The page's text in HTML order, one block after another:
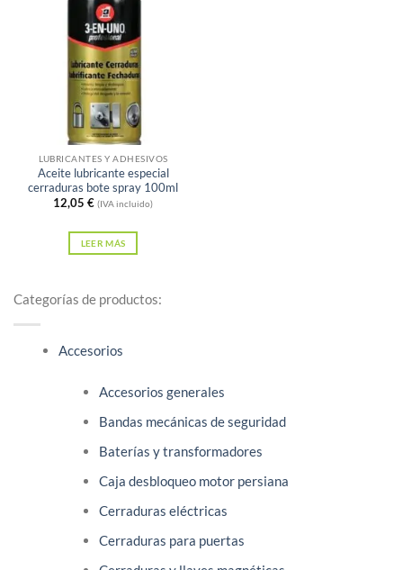
Sin existencias
LUBRICANTES Y ADHESIVOS
Aceite lubricante especial
cerraduras bote spray 100ml
12,05 € (IVA incluido)
LEER MÁS
Categorías de productos:
Accesorios
Accesorios generales
Bandas mecánicas de seguridad
Baterías y transformadores
Caja desbloqueo motor persiana
Cerraduras eléctricas
Cerraduras para puertas